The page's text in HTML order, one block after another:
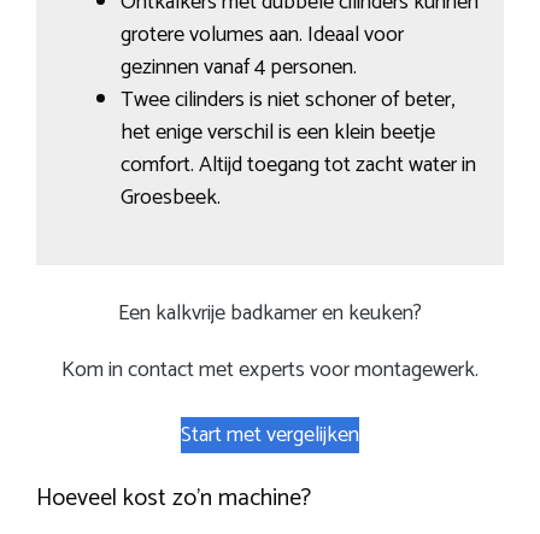
grotere volumes aan. Ideaal voor
gezinnen vanaf 4 personen.
Twee cilinders is niet schoner of beter,
het enige verschil is een klein beetje
comfort. Altijd toegang tot zacht water in
Groesbeek.
Een kalkvrije badkamer en keuken?
Kom in contact met experts voor montagewerk.
Start met vergelijken
Hoeveel kost zo’n machine?